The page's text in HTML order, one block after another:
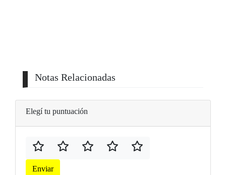
Notas Relacionadas
Elegí tu puntuación
Enviar